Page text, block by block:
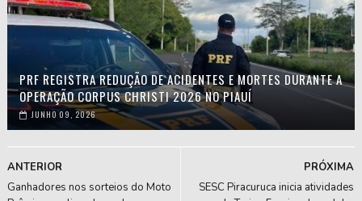
PRF REGISTRA REDUÇÃO DE ACIDENTES E MORTES DURANTE A
OPERAÇÃO CORPUS CHRISTI 2026 NO PIAUÍ
JUNHO 09, 2026
PRÓXIMA
SESC Piracuruca inicia atividades
ANTERIOR
Ganhadores nos sorteios do Moto